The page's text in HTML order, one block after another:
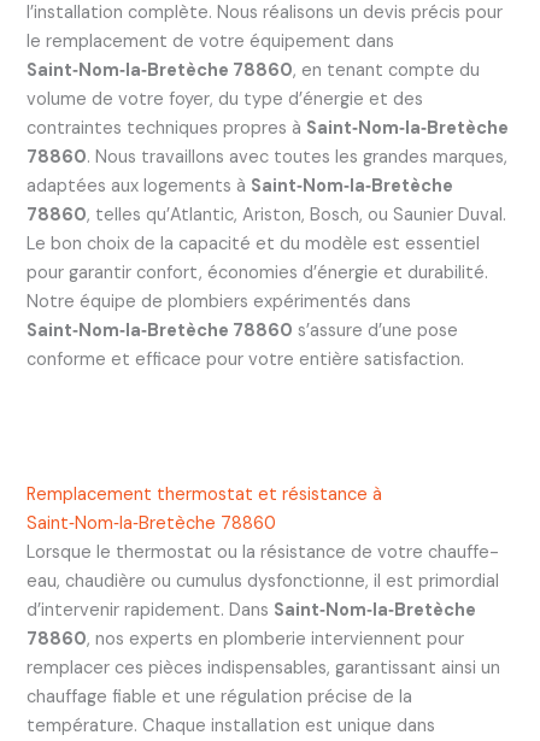
l’installation complète. Nous réalisons un devis précis pour
le remplacement de votre équipement dans
Saint‑Nom‑la‑Bretèche 78860, en tenant compte du
volume de votre foyer, du type d’énergie et des
contraintes techniques propres à Saint‑Nom‑la‑Bretèche
78860. Nous travaillons avec toutes les grandes marques,
adaptées aux logements à Saint‑Nom‑la‑Bretèche
78860, telles qu’Atlantic, Ariston, Bosch, ou Saunier Duval.
Le bon choix de la capacité et du modèle est essentiel
pour garantir confort, économies d’énergie et durabilité.
Notre équipe de plombiers expérimentés dans
Saint‑Nom‑la‑Bretèche 78860 s’assure d’une pose
conforme et efficace pour votre entière satisfaction.
Remplacement thermostat et résistance à
Saint‑Nom‑la‑Bretèche 78860
Lorsque le thermostat ou la résistance de votre chauffe-
eau, chaudière ou cumulus dysfonctionne, il est primordial
d’intervenir rapidement. Dans Saint‑Nom‑la‑Bretèche
78860, nos experts en plomberie interviennent pour
remplacer ces pièces indispensables, garantissant ainsi un
chauffage fiable et une régulation précise de la
température. Chaque installation est unique dans